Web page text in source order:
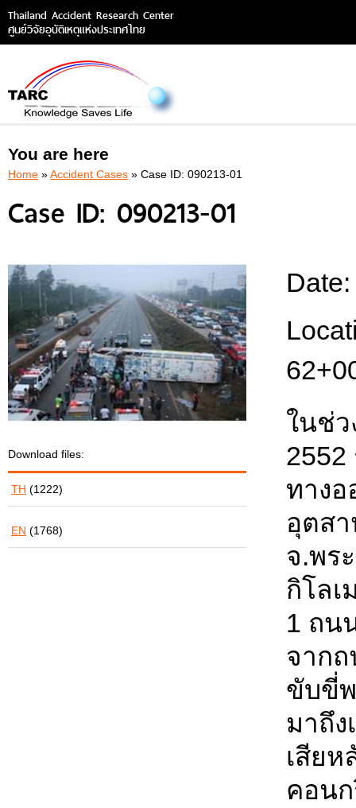
Thailand Accident Research Center
ศูนย์วิจัยอุบัติเหตุแห่งประเทศไทย
You are here
Home »Accident Cases » Case ID: 090213-01
Case ID: 090213-01
Download files:
TH (1222)
EN (1768)
ในช่
2552
ทางอ
อุตส
จ.พร
กิโลเ
1 ถน
จากถ
ขับขี่
มาถึ
เสีย
คอน